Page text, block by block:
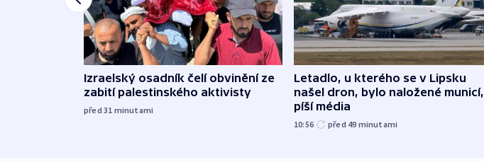
Izraelský osadník čelí obvinění ze
zabití palestinského aktivisty
před 31 minutami
Letadlo, u kterého se v Lipsku
našel dron, bylo naložené municí,
píší média
10:56 před 49 minutami